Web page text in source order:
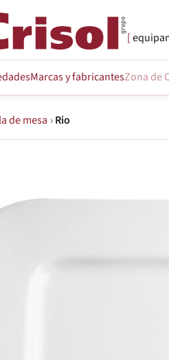
Marcasy fabricantesZona de
de mesa › Rio